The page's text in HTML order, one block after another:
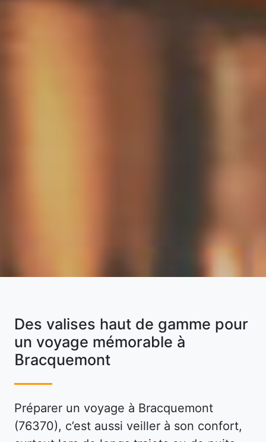
Des valises haut de gamme pour
un voyage mémorable à
Bracquemont
Préparer un voyage à Bracquemont
(76370), c’est aussi veiller à son confort,